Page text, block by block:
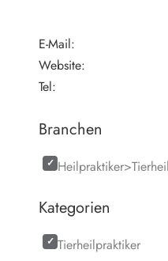
E-Mail:
Website:
Tel:
Branchen
Kategorien
Tierheilpraktiker